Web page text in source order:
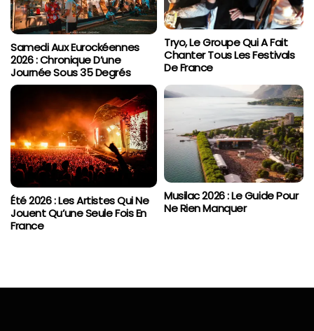
Samedi Aux Eurockéennes
2026 : Chronique D’une
Journée Sous 35 Degrés
Tryo, Le Groupe Qui A Fait
Chanter Tous Les Festivals
De France
Été 2026 : Les Artistes Qui Ne
Jouent Qu’une Seule Fois En
France
Musilac 2026 : Le Guide Pour
Ne Rien Manquer